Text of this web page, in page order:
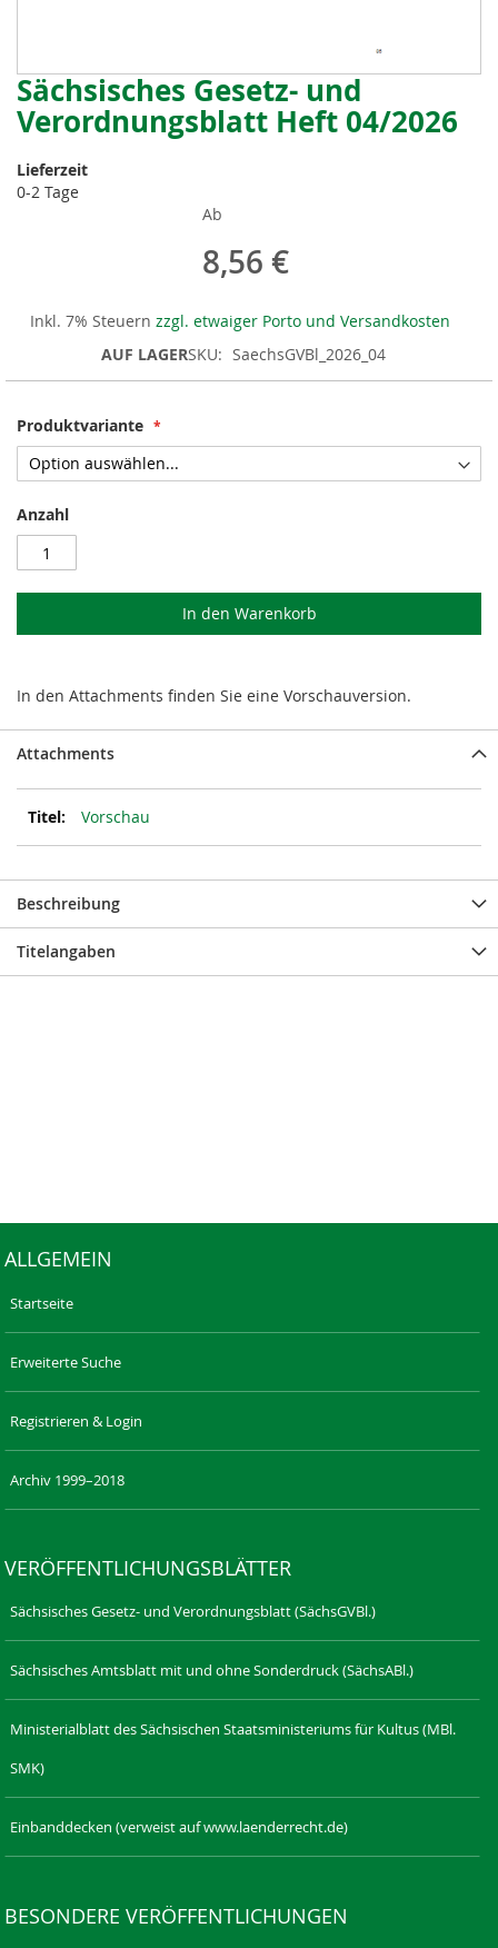
Sächsisches Gesetz- und
Verordnungsblatt Heft 04/2026
Lieferzeit
0-2 Tage
Ab
8,56 €
Inkl. 7% Steuern zzgl. etwaiger Porto und Versandkosten
AUF LAGERSKU SaechsGVBl_2026_04
Produktvariante
Anzahl
In den Warenkorb
In den Attachments finden Sie eine Vorschauversion.
Zum
Anfang
der
springen
Attachments
Vorschau
Beschreibung
Titelangaben
ALLGEMEIN
Startseite
Erweiterte Suche
Registrieren & Login
Archiv 1999–2018
VERÖFFENTLICHUNGSBLÄTTER
Sächsisches Gesetz- und Verordnungsblatt (SächsGVBl.)
Sächsisches Amtsblatt mit und ohne Sonderdruck (SächsABl.)
Ministerialblatt des Sächsischen Staatsministeriums für Kultus (MBl.
SMK)
Einbanddecken (verweist auf www.laenderrecht.de)
BESONDERE VERÖFFENTLICHUNGEN